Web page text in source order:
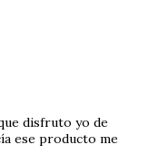
disfruto yo de
ese producto me